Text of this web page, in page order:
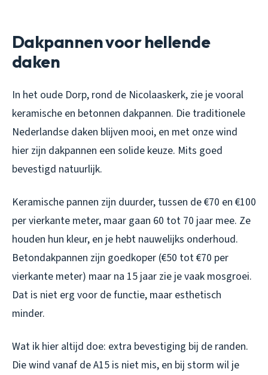
Dakpannen voor hellende
daken
In het oude Dorp, rond de Nicolaaskerk, zie je vooral
keramische en betonnen dakpannen. Die traditionele
Nederlandse daken blijven mooi, en met onze wind
hier zijn dakpannen een solide keuze. Mits goed
bevestigd natuurlijk.
Keramische pannen zijn duurder, tussen de €70 en €100
per vierkante meter, maar gaan 60 tot 70 jaar mee. Ze
houden hun kleur, en je hebt nauwelijks onderhoud.
Betondakpannen zijn goedkoper (€50 tot €70 per
vierkante meter) maar na 15 jaar zie je vaak mosgroei.
Dat is niet erg voor de functie, maar esthetisch
minder.
Wat ik hier altijd doe: extra bevestiging bij de randen.
Die wind vanaf de A15 is niet mis, en bij storm wil je